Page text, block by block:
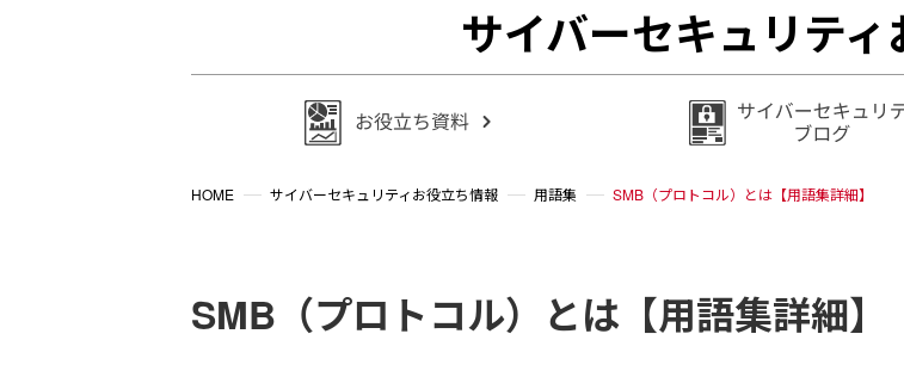
サイバーセキュリテ
HOME サイバーセキュリティお役立ち情報 用語集 SMB（プロトコル）とは【用語集詳細】
SMB（プロトコル）とは【用語集詳細】